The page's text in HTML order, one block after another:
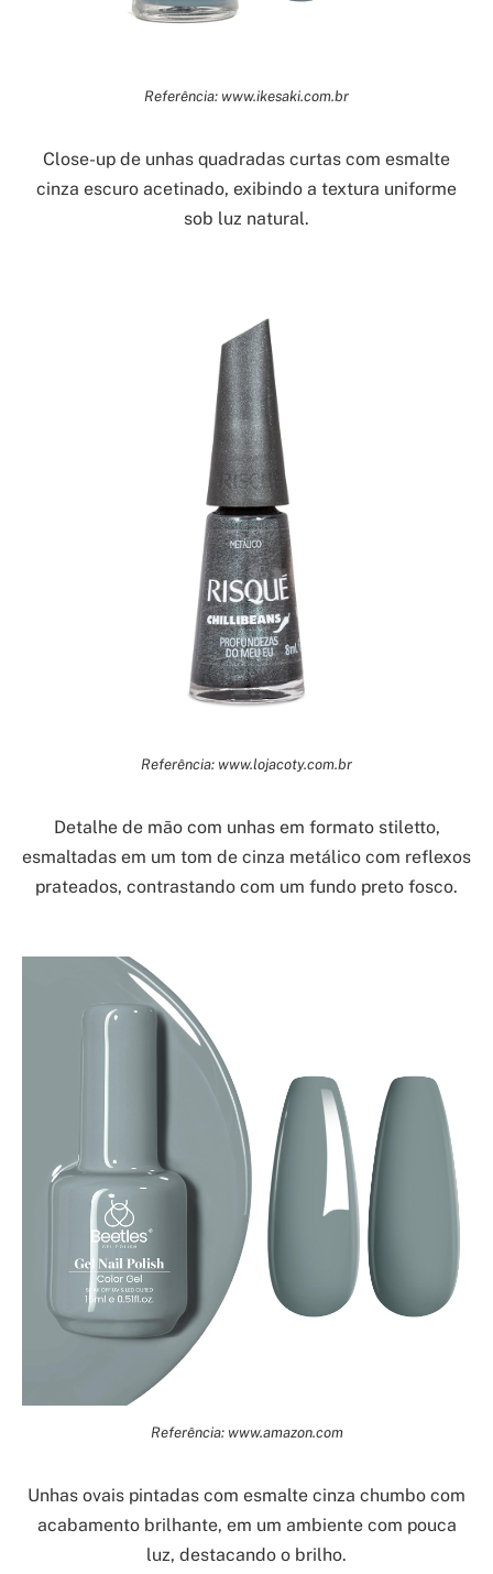
Referência: www.ikesaki.com.br
Close-up de unhas quadradas curtas com esmalte
cinza escuro acetinado, exibindo a textura uniforme
sob luz natural.
Referência: www.lojacoty.com.br
Detalhe de mão com unhas em formato stiletto,
esmaltadas em um tom de cinza metálico com reflexos
prateados, contrastando com um fundo preto fosco.
Referência: www.amazon.com
Unhas ovais pintadas com esmalte cinza chumbo com
acabamento brilhante, em um ambiente com pouca
luz, destacando o brilho.